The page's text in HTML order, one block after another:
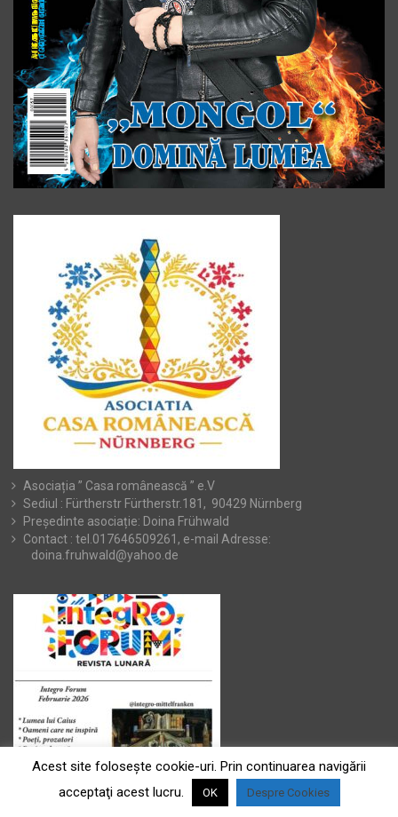
Asociația ” Casa românească ” e.V
Sediul : Fürtherstr Fürtherstr.181, 90429 Nürnberg
Președinte asociație: Doina Frühwald
Contact : tel.017646509261, e-mail Adresse:
doina.fruhwald@yahoo.de
Acest site foloseşte cookie-uri. Prin continuarea navigării
acceptaţi acest lucru.
OK Despre Cookies